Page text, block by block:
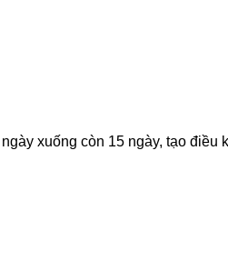
xuống còn 15 ngày, tạo